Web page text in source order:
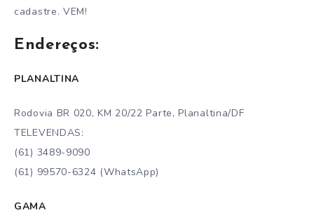
cadastre. VEM!
Endereços:
PLANALTINA
Rodovia BR 020, KM 20/22 Parte, Planaltina/DF
TELEVENDAS:
(61) 3489-9090
(61) 99570-6324 (WhatsApp)
GAMA